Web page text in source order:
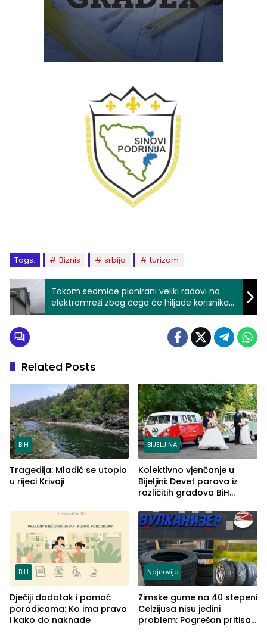
Tags: Biznis srbija turizam
Tokom sedmice planirani veliki radovi na
elektromreži zbog čega će hiljade korisnika
na području TJ Zvornik biti bez struje
Related Posts
BiH
Tragedija: Mladić se utopio
u rijeci Krivaji
BIJELJINA
Kolektivno vjenčanje u
Bijeljini: Devet parova iz
različitih gradova BiH
BiH
Dječiji dodatak i pomoć
porodicama: Ko ima pravo
i kako do naknade
Najnovije
Zimske gume na 40 stepeni
Celzijusa nisu jedini
problem: Pogrešan pritisak